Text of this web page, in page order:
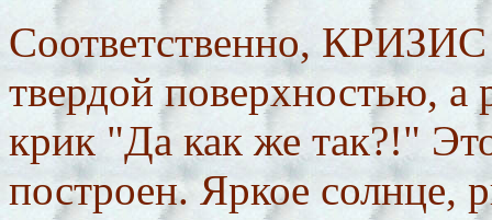
Соответственно, КРИЗИС
твердой поверхностью,
крик "Да как же так?!"
построен. Яркое солнце,